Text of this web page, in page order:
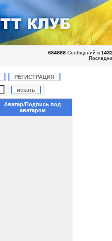
684868Сообщений в
РЕГИСТРАЦИЯ
Аватар/Подпись под
аватаром